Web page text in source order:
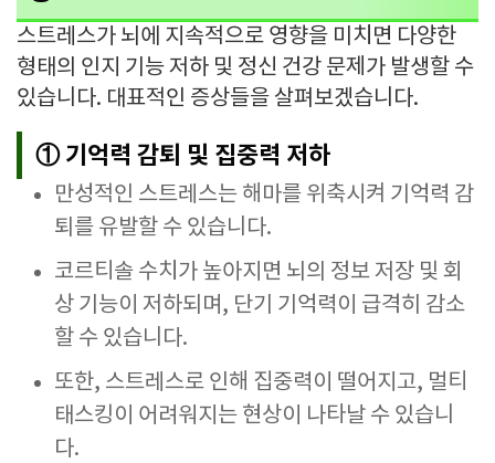
스트레스가 뇌에 지속적으로 영향을 미치면 다양한
형태의 인지 기능 저하 및 정신 건강 문제가 발생할 수
있습니다. 대표적인 증상들을 살펴보겠습니다.
① 기억력 감퇴 및 집중력 저하
만성적인 스트레스는 해마를 위축시켜 기억력 감
퇴를 유발할 수 있습니다.
코르티솔 수치가 높아지면 뇌의 정보 저장 및 회
상 기능이 저하되며, 단기 기억력이 급격히 감소
할 수 있습니다.
또한, 스트레스로 인해 집중력이 떨어지고, 멀티
태스킹이 어려워지는 현상이 나타날 수 있습니
다.